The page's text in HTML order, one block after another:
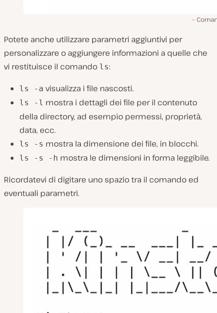
Potete anche utilizzare parametri aggiuntivi per
personalizzare o aggiungere informazioni a quelle che
vi restituisce il comando ls:
ls -a visualizza i file nascosti.
ls -l mostra i dettagli dei file per il contenuto
della directory, ad esempio permessi, proprietà,
data, ecc.
ls -s mostra la dimensione dei file, in blocchi.
ls -s -h mostra le dimensioni in forma leggibile.
Ricordatevi di digitare uno spazio tra il comando ed
eventuali parametri.